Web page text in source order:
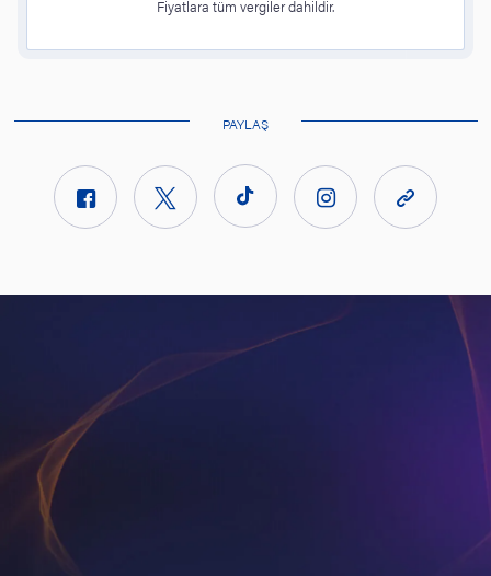
Fiyatlara tüm vergiler dahildir.
PAYLAŞ